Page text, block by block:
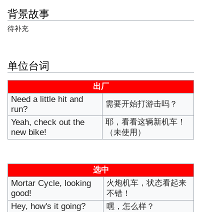
背景故事
待补充
单位台词
出厂
Need a little hit and
run?
需要开始打游击吗？
Yeah, check out the
new bike!
耶，看看这辆新机车！
（未使用）
选中
Mortar Cycle, looking
good!
火炮机车，状态看起来
不错！
Hey, how's it going? 嘿，怎么样？